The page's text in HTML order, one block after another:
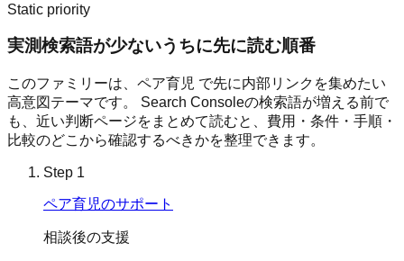
Static priority
実測検索語が少ないうちに先に読む順番
このファミリーは、 ペア育児 で先に内部リンクを集めたい
高意図テーマです。 Search Consoleの検索語が増える前で
も、近い判断ページをまとめて読むと、費用・条件・手順・
比較のどこから確認するべきかを整理できます。
Step 1
ペア育児のサポート
相談後の支援